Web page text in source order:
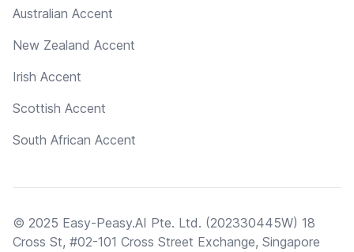
Australian Accent
New Zealand Accent
Irish Accent
Scottish Accent
South African Accent
© 2025 Easy-Peasy.AI Pte. Ltd. (202330445W) 18
Cross St, #02-101 Cross Street Exchange, Singapore